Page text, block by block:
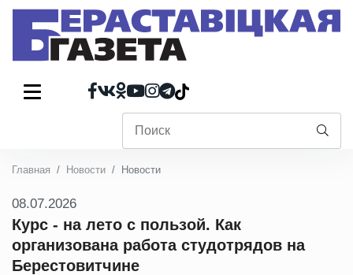
Главная Новости Новости
08.07.2026
Курс - на лето с пользой. Как
организована работа студотрядов на
Берестовитчине